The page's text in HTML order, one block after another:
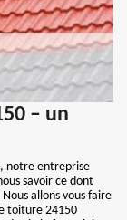
– un
notre entreprise
savoir ce dont
allons vous faire
toiture 24150